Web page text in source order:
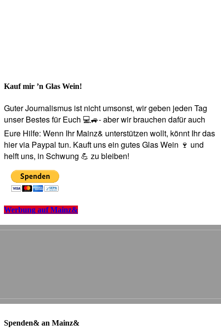
Kauf mir ’n Glas Wein!
Guter Journalismus ist nicht umsonst, wir geben jeden Tag
unser Bestes für Euch 💻🚙- aber wir brauchen dafür auch
Eure Hilfe: Wenn Ihr Mainz& unterstützen wollt, könnt Ihr das
hier via Paypal tun. Kauft uns ein gutes Glas Wein 🍷 und
helft uns, in Schwung 💪 zu bleiben!
Werbung auf Mainz&
Spenden& an Mainz&